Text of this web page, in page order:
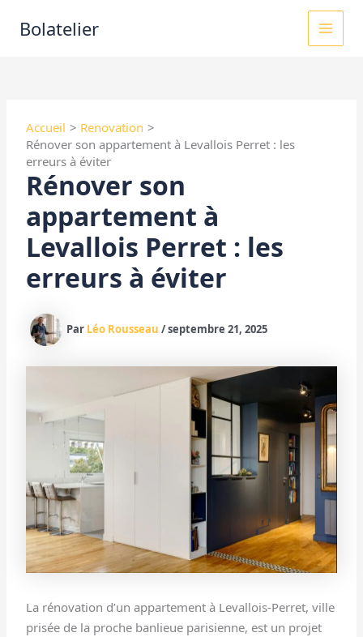
Bolatelier
MAIN
Accueil
Renovation
Rénover son appartement à Levallois Perret : les
erreurs à éviter
Rénover son
appartement à
Levallois Perret : les
erreurs à éviter
Par Léo Rousseau/septembre 21, 2025
La rénovation d’un appartement à Levallois-Perret, ville
prisée de la proche banlieue parisienne, est un projet